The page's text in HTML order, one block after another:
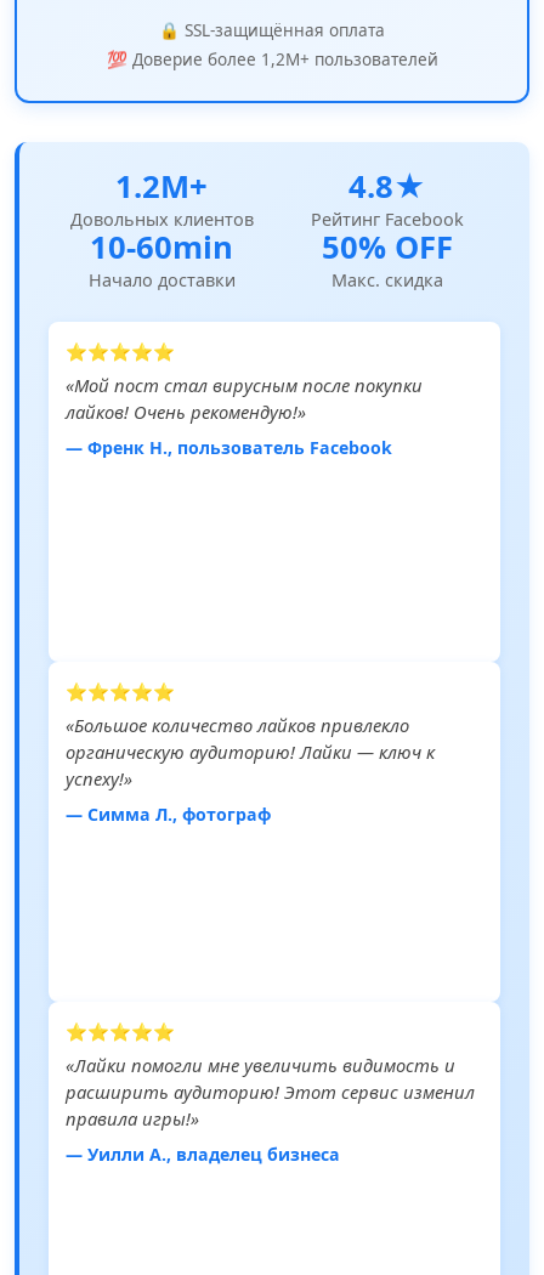
🔒 SSL-защищённая оплата
💯 Доверие более 1,2M+ пользователей
1.2M+
Довольных клиентов
4.8★
Рейтинг Facebook
10-60min
Начало доставки
50% OFF
Макс. скидка
⭐⭐⭐⭐⭐
«Мой пост стал вирусным после покупки
лайков! Очень рекомендую!»
— Френк Н., пользователь Facebook
⭐⭐⭐⭐⭐
«Большое количество лайков привлекло
органическую аудиторию! Лайки — ключ к
успеху!»
— Симма Л., фотограф
⭐⭐⭐⭐⭐
«Лайки помогли мне увеличить видимость и
расширить аудиторию! Этот сервис изменил
правила игры!»
— Уилли А., владелец бизнеса